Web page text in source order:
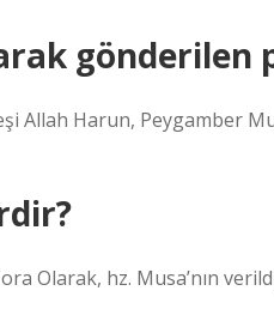
Allah Harun, Peygamber
Olarak, hz. Musa’nın